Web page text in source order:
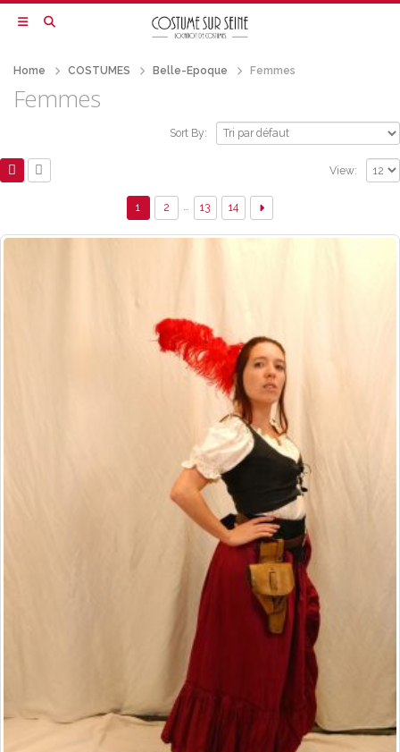
Home COSTUMES Belle-Epoque Femmes
Femmes
Sort By:
View:
1 2 … 13 14